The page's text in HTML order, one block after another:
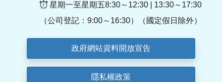
星期一至星期五8:30～12:30 | 13:30～17:30
（公司登記：9:00～16:30）（國定假日除外）
政府網站資料開放宣告
隱私權政策